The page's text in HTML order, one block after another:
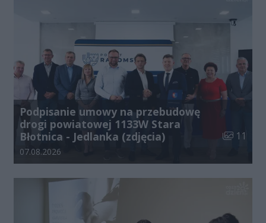
Podpisanie umowy na przebudowę
drogi powiatowej 1133W Stara
Błotnica - Jedlanka (zdjęcia)
Liczba
11
Data dodania galerii:
07.08.2026